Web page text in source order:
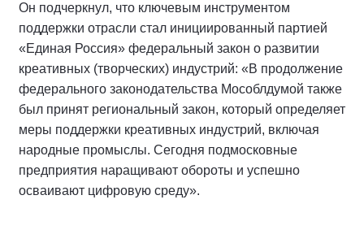
Он подчеркнул, что ключевым инструментом
поддержки отрасли стал инициированный партией
«Единая Россия» федеральный закон о развитии
креативных (творческих) индустрий: «В продолжение
федерального законодательства Мособлдумой также
был принят региональный закон, который определяет
меры поддержки креативных индустрий, включая
народные промыслы. Сегодня подмосковные
предприятия наращивают обороты и успешно
осваивают цифровую среду».